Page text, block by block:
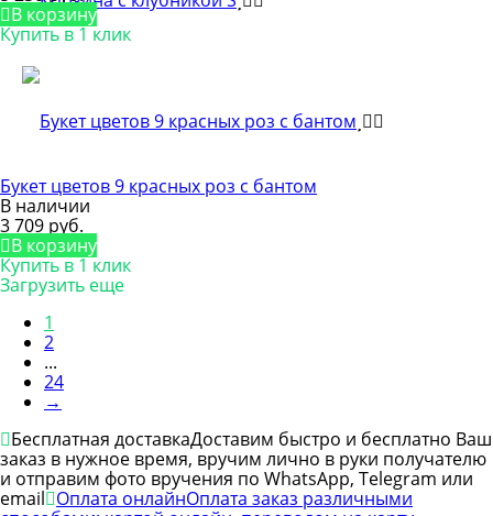
В корзину
Купить в 1 клик
Букет цветов 9 красных роз с бантом
В наличии
3 709 руб.
В корзину
Купить в 1 клик
Загрузить еще
1
2
...
24
→
Бесплатная доставкаДоставим быстро и бесплатно Ваш
заказ в нужное время, вручим лично в руки получателю
и отправим фото вручения по WhatsApp, Telegram или
email Оплата онлайнОплата заказ различными